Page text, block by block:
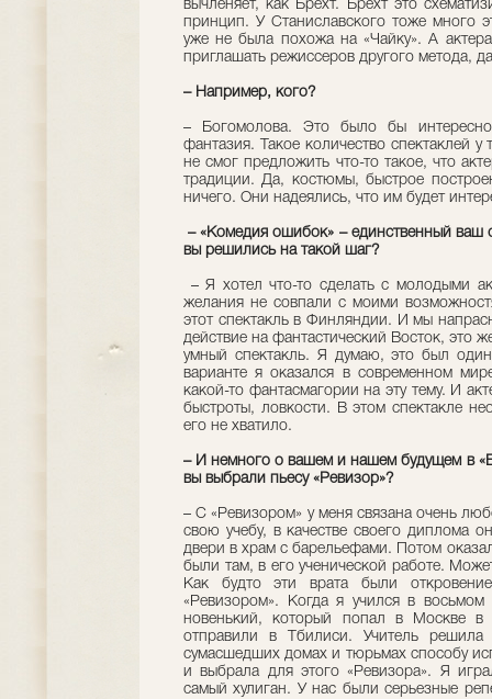
вычленяет, как Брехт. Брехт это
принцип. У Станиславского тоже много
уже не была похожа на «Чайку». А
приглашать режиссеров другого метода,
– Например, кого?
– Богомолова. Это было бы
фантазия. Такое количество спектаклей
не смог предложить что-то такое, что
традиции. Да, костюмы, быстрое
ничего. Они надеялись, что им будет
– «Комедия ошибок» – единственный ваш
вы решились на такой шаг?
– Я хотел что-то сделать с молодыми
желания не совпали с моими
этот спектакль в Финляндии. И мы
действие на фантастический Восток, это
умный спектакль. Я думаю, это был
варианте я оказался в современном
какой-то фантасмагории на эту тему. И
быстроты, ловкости. В этом спектакле
его не хватило.
– И немного о вашем и нашем будущем в
вы выбрали пьесу «Ревизор»?
– С «Ревизором» у меня связана очень
свою учебу, в качестве своего диплома
двери в храм с барельефами. Потом
были там, в его ученической работе.
Как будто эти врата были
«Ревизором». Когда я учился в
новенький, который попал в Москве
отправили в Тбилиси. Учитель
сумасшедших домах и тюрьмах способу
и выбрала для этого «Ревизора». Я
самый хулиган. У нас были серьезные